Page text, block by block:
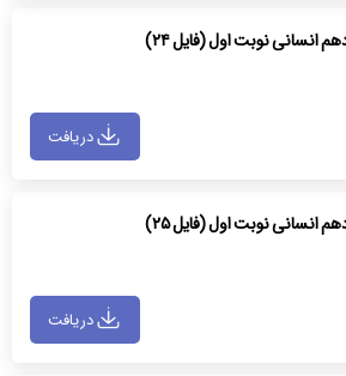
انسانی نوبت اول (فایل ۲۴)
دریافت
انسانی نوبت اول (فایل ۲۵)
دریافت